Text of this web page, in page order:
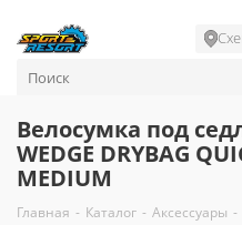
Велосумка под
WEDGE DRYBAG
MEDIUM
Главная - Каталог - Аксессуары -